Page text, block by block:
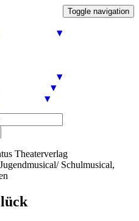
Toggle navigation
Schulmusical,